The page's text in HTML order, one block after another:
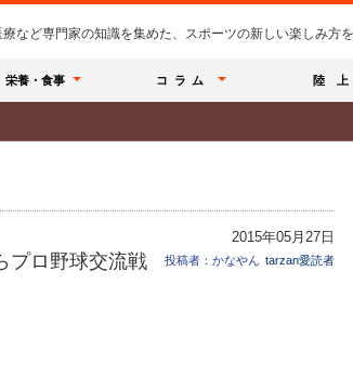
など専門家の知識を集めた、スポーツの新しい楽しみ方
栄養・食事 コラム 陸 上
2015年05月27日
投稿者：かなやん tarzan愛読者